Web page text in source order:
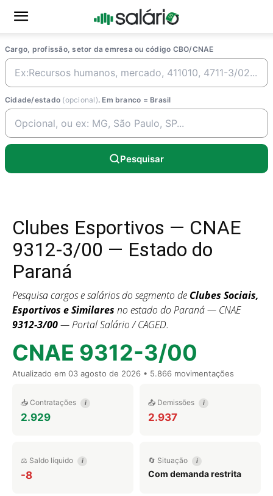
Cargo, profissão, setor da emresa ou código CBO/CNAE
Cidade/estado (opcional). Em branco = Brasil
Pesquisar
Clubes Esportivos — CNAE
9312-3/00 — Estado do
Paraná
Pesquisa cargos e salários do segmento de Clubes Sociais,
Esportivos e Similares no estado do Paraná — CNAE
9312-3/00— Portal Salário / CAGED.
CNAE 9312-3/00
Atualizado em 03 agosto de 2026 • 5.866 movimentações
📥 Contratações i
2.929
📤 Demissões i
2.937
⚖️ Saldo líquido i
-8
🔄 Situação i
Com demanda restrita